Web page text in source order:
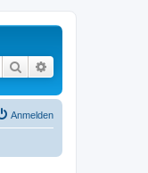
Suche
Anmelden